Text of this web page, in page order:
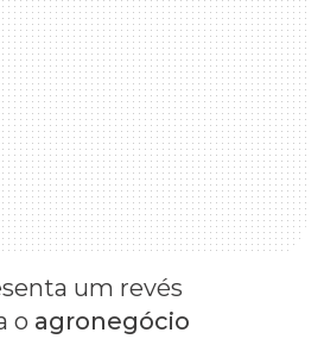
um revés
o agronegócio